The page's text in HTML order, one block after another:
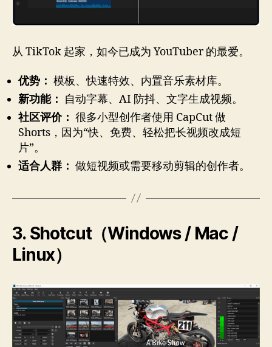
从 TikTok 起家，如今已成为 YouTuber 的最爱。
优势： 模板、快速特效、内置音乐素材库。
新功能： 自动字幕、AI 防抖、文字生成视频。
社区评价： 很多小型创作者使用 CapCut 做
Shorts，因为“快、免费、轻松把长视频改成短
片”。
适合人群： 做短视频或需要移动剪辑的创作者。
3. Shotcut（Windows / Mac /
Linux）